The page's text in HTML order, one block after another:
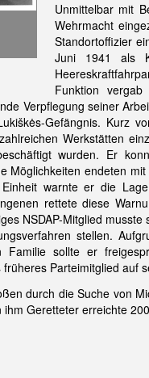
Unmittelbar mit
Wehrmacht
Standortoffizier
Juni 1941 als
Funktion
Verpflegung seiner
Gefängnis. Kurz
Werkstätten
wurden. Er
Möglichkeiten endeten
warnte er die
rettete diese
NSDAP-Mitglied
stellen.
Familie sollte er
früheres Parteimitglied
durch die Suche von
Geretteter erreichte